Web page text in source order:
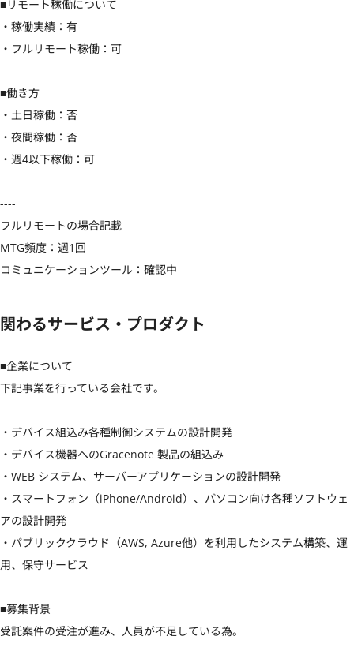
■リモート稼働について
・稼働実績：有
・フルリモート稼働：可
■働き方
・土日稼働：否
・夜間稼働：否
・週4以下稼働：可
----
フルリモートの場合記載
MTG頻度：週1回
コミュニケーションツール：確認中
関わるサービス・プロダクト
■企業について
下記事業を行っている会社です。
・デバイス組込み各種制御システムの設計開発
・デバイス機器へのGracenote 製品の組込み
・WEB システム、サーバーアプリケーションの設計開発
・スマートフォン（iPhone/Android）、パソコン向け各種ソフトウェ
アの設計開発
・パブリッククラウド（AWS, Azure他）を利用したシステム構築、運
用、保守サービス
■募集背景
受託案件の受注が進み、人員が不足している為。